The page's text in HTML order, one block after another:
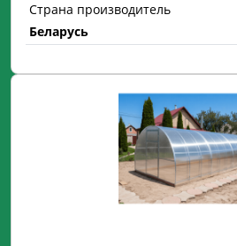
Страна производитель
Беларусь